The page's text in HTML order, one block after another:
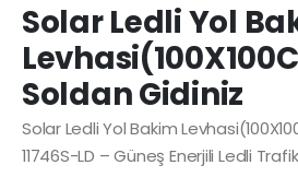
Solar Ledli Yol
Soldan Gidiniz
Solar Ledli Yol Bakim
11746S-LD – Güneş Enerjili Ledli